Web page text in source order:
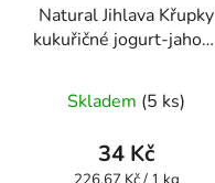
Natural Jihlava Křupky
kukuřičné jogurt-jahoda
hodnocení
produktu
je
Skladem (5 ks)
34 Kč
Měrná